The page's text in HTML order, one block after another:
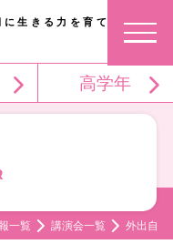
生きる力を育てる。
高学年
一覧 講演会一覧 外出自粛